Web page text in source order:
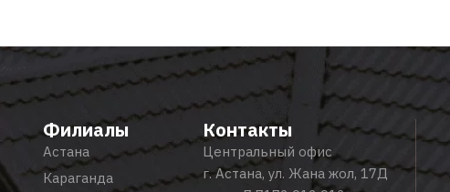
Филиалы
Астана
Караганда
Контакты
Центральный офис
г. Астана, ул. Жана жол, 17Д